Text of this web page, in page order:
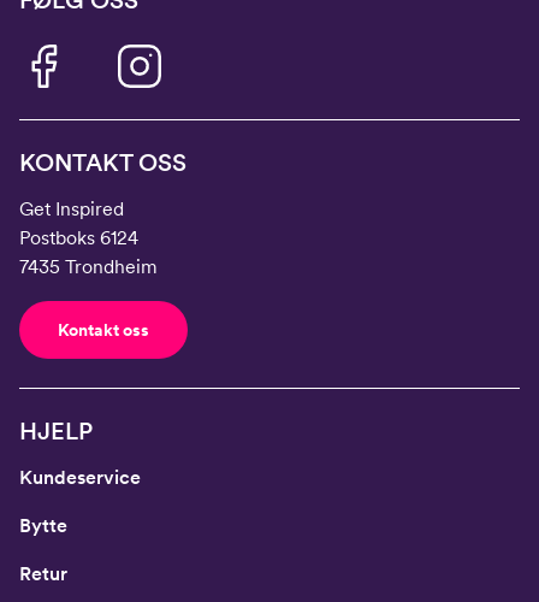
KONTAKT OSS
Get Inspired
Postboks 6124
7435 Trondheim
Kontakt oss
HJELP
Kundeservice
Bytte
Retur